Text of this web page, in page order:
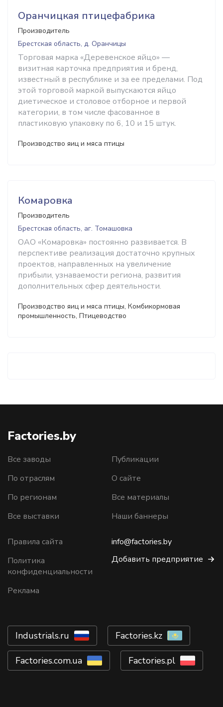
Оранчицкая птицефабрика
Производитель
Брестская область, д. Оранчицы
Торговая марка «Деревенское яйцо» —
визитная карточка предприятия и бренд,
известный в республике и за ее пределами. Под
этой торговой маркой выпускаются яйцо
диетическое и столовое отборное и первой
категории, в том числе фасованное в
пластиковую упаковку по 6, 10 и 15 штук.
Производство яиц и мяса птицы
Комаровка
Производитель
Брестская область, аг. Томашовка
ОАО «Комаровка» постоянно развивается. В
перспективе реализация достаточно крупных
проектов, направленных на увеличение
прибыли, узнаваемости региона, развития
дополнительных сфер деятельности.
Производство яиц и мяса птицы, Комбикормовая
промышленность, Птицеводство
Factories.by
Все заводы
По отраслям
По регионам
Все выставки
Публикации
О сайте
Все материалы
Наши баннеры
Правила сайта
Политика
конфиденциальности
Реклама
info@factories.by
Добавить предприятие
Industrials.ru Factories.kz
Factories.com.ua Factories.pl